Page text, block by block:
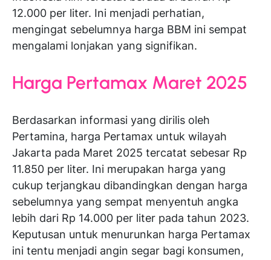
12.000 per liter. Ini menjadi perhatian,
mengingat sebelumnya harga BBM ini sempat
mengalami lonjakan yang signifikan.
Harga Pertamax Maret 2025
Berdasarkan informasi yang dirilis oleh
Pertamina, harga Pertamax untuk wilayah
Jakarta pada Maret 2025 tercatat sebesar Rp
11.850 per liter. Ini merupakan harga yang
cukup terjangkau dibandingkan dengan harga
sebelumnya yang sempat menyentuh angka
lebih dari Rp 14.000 per liter pada tahun 2023.
Keputusan untuk menurunkan harga Pertamax
ini tentu menjadi angin segar bagi konsumen,